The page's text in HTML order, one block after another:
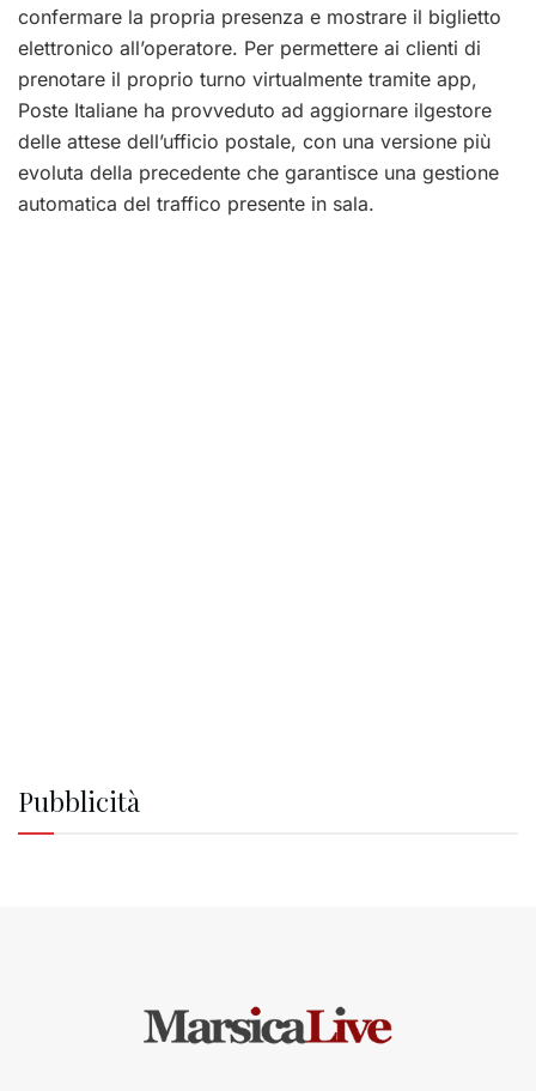
confermare la propria presenza e mostrare il biglietto
elettronico all’operatore. Per permettere ai clienti di
prenotare il proprio turno virtualmente tramite app,
Poste Italiane ha provveduto ad aggiornare ilgestore
delle attese dell’ufficio postale, con una versione più
evoluta della precedente che garantisce una gestione
automatica del traffico presente in sala.
Pubblicità